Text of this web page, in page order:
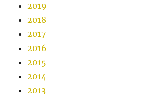
2019
2018
2017
2016
2015
2014
2013